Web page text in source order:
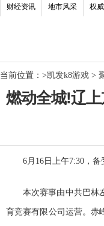
财经资讯 地市风采 权
当前位置： >凯发k8游戏 >
燃动全城!辽
6月16日上午7:30，
本次赛事由中共巴林
育竞赛有限公司运营。赤